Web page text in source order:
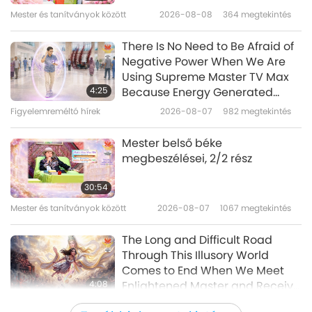
16
34:17
Figyelemreméltó hírek 2025-02-16 1880megtekintés
17
34:21
Figyelemreméltó hírek
Figyelemreméltó hírek 2025-02-17 1870
18
32:57
Figyelemreméltó hírek 2025-02-18 1839megtekintés
Figyelemreméltó hírek
2:58
3:05
Master Will Take a Thousand
Steps for Us with Every Step We
Take Towards Her
4:21
The Way to Maximize the
Mester és tanítványok között 2026-08-08 364 megtekintés
4:25
There Is No Need to Be Afraid of
Negative Power When We Are
Using Supreme Master TV Max
Because Energy Generated
from It Is Far More Powerful than
Figyelemreméltó hírek 2026-08-07 982 megtekintés
30:54
Mester belső béke
megbeszélései, 2/2 rész
Mester és tanítványok között 2026-08-07 1067 megtekintés
4:08
The Long and Difficult Road
Through This Illusory World
Comes to End When We Meet
Enlightened Master and Receive
Initiation
Figyelemreméltó hírek 2026-08-06 1053